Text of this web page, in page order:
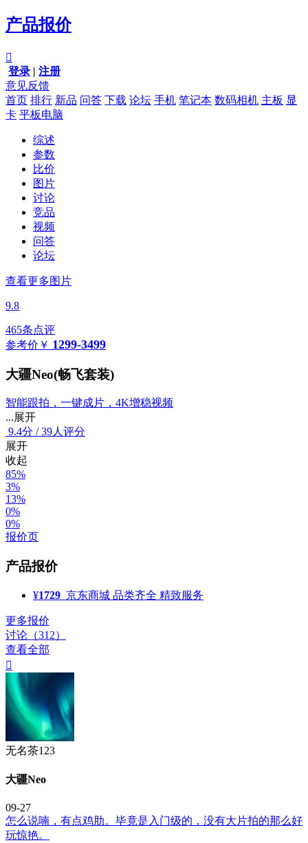
产品报价

登录 | 注册
意见反馈
首页 排行 新品 问答 下载 论坛 手机 笔记本 数码相机 主板 显
卡 平板电脑
综述
参数
比价
图片
讨论
竞品
视频
问答
论坛
查看更多图片
9.8
465条点评
参考价 ￥ 1299-3499
大疆Neo(畅飞套装)
智能跟拍，一键成片，4K增稳视频
...展开
9.4分 /39人评分
展开
收起
85%
3%
13%
0%
0%
报价页
产品报价
¥1729 京东商城 品类齐全 精致服务
更多报价
讨论（312）
查看全部

无名茶123
大疆Neo
09-27
怎么说喃，有点鸡肋。毕竟是入门级的，没有大片拍的那么好
玩惊艳。